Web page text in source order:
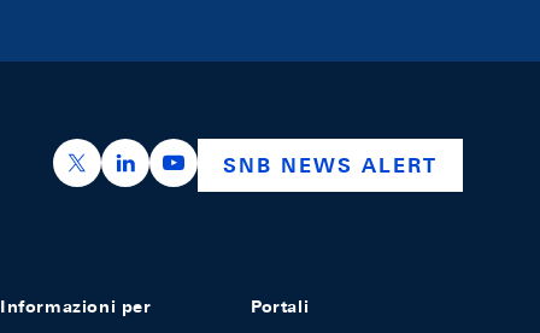
https://x.com/snb_bns
https://ch.linkedin.com/company/swiss-
https://www.youtube.com/
SNB NEWS ALERT
Informazioni per Portali